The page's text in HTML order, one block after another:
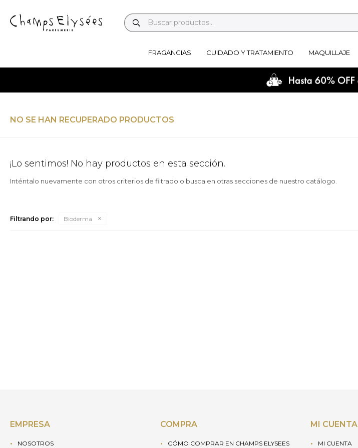
FRAGANCIAS CUIDADO Y TRATAMIENTO MAQUILLAJE
NO SE HAN RECUPERADO PRODUCTOS
¡Lo sentimos! No hay productos en esta sección.
Inténtalo nuevamente con otros criterios de filtrado o busca en otras secciones de nuestro catálogo.
Filtrando por: Bioderma
EMPRESA
NOSOTROS
COMPRA
CÓMO COMPRAR EN CHAMPS ELYSEES
MI CUENTA
MI CUENTA